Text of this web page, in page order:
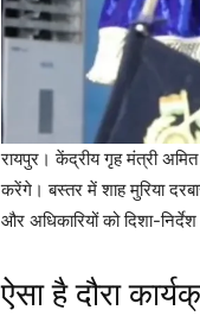
रायपुर। केंद्रीय गृह मंत्री
करेंगे। बस्तर में शाह मुरिया
और अधिकारियों को दिशा-
ऐसा है दौरा